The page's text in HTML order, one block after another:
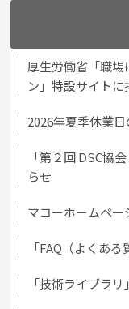
厚生労働省「職
ン」特設サイト
2026年夏季休業
「第２回 DSC協
らせ
マコーホームペー
「FAQ（よくあ
「技術ライブラ